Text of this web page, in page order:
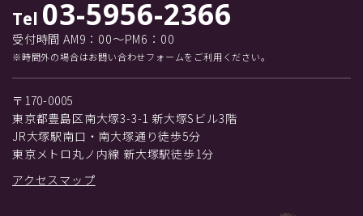
Tel 03-5956-2366
受付時間 AM9：00～PM6：00
※時間外の場合はお問い合わせフォームをご利用ください。
〒170-0005
東京都豊島区南大塚3-3-1 新大塚Sビル3階
JR大塚駅南口・南大塚通り徒歩5分
東京メトロ丸ノ内線 新大塚駅徒歩1分
アクセスマップ